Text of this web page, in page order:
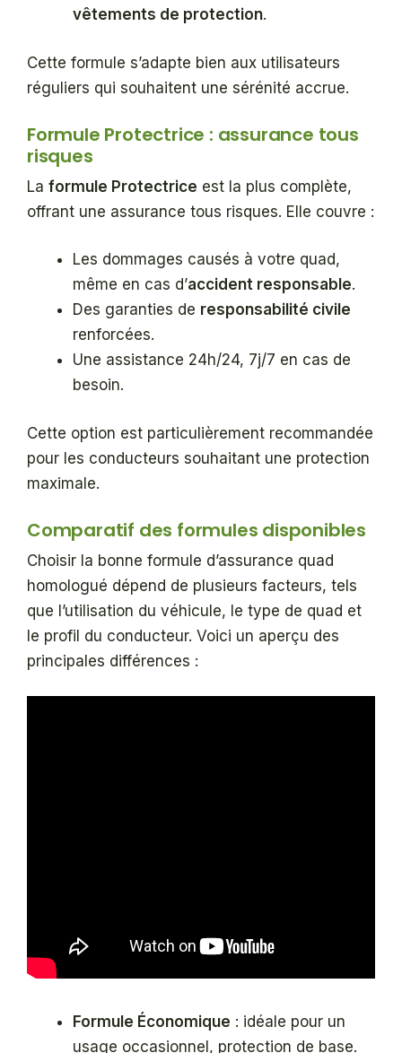
vêtements de protection.
Cette formule s’adapte bien aux utilisateurs
réguliers qui souhaitent une sérénité accrue.
Formule Protectrice : assurance tous
risques
La formule Protectrice est la plus complète,
offrant une assurance tous risques. Elle couvre :
Les dommages causés à votre quad,
même en cas d’accident responsable.
Des garanties de responsabilité civile
renforcées.
Une assistance 24h/24, 7j/7 en cas de
besoin.
Cette option est particulièrement recommandée
pour les conducteurs souhaitant une protection
maximale.
Comparatif des formules disponibles
Choisir la bonne formule d’assurance quad
homologué dépend de plusieurs facteurs, tels
que l’utilisation du véhicule, le type de quad et
le profil du conducteur. Voici un aperçu des
principales différences :
Formule Économique : idéale pour un
usage occasionnel, protection de base.